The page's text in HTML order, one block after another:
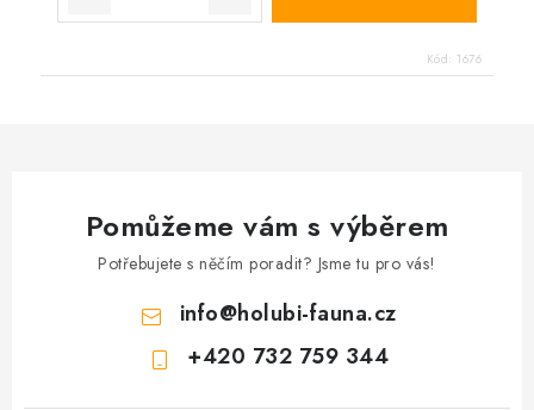
Kód: 1676
Pomůžeme vám s výběrem
Potřebujete s něčím poradit? Jsme tu pro vás!
info@holubi-fauna.cz
+420 732 759 344